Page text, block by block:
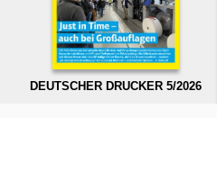
DEUTSCHER DRUCKER 5/2026